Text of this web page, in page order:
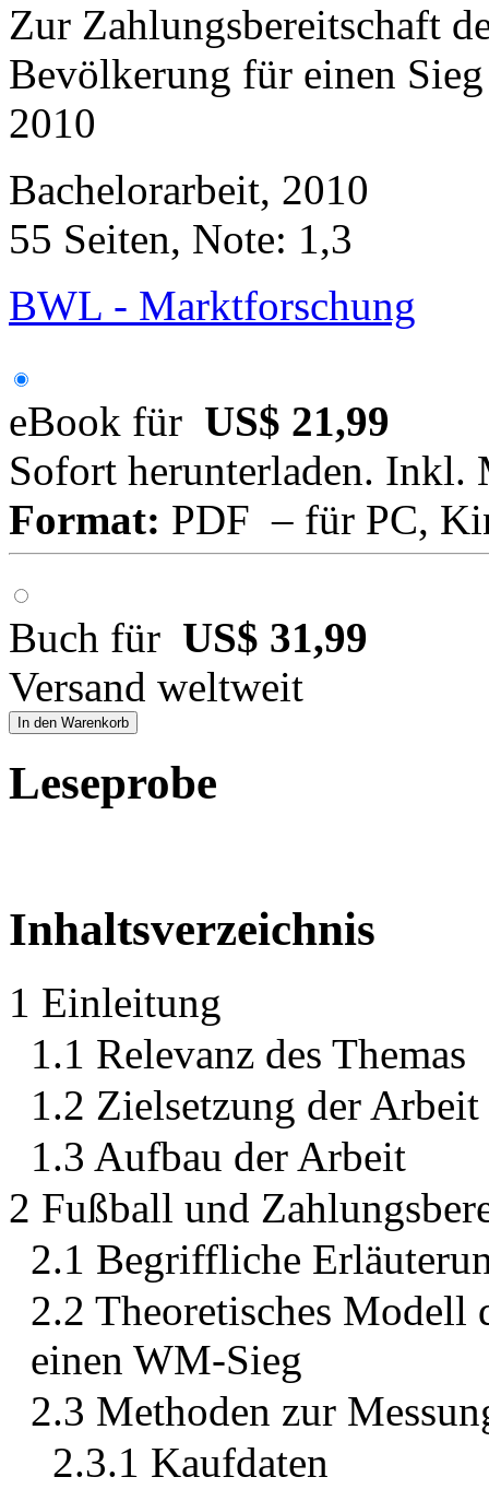
Zur Zahlungsbereitschaft
Bevölkerung für einen
2010
Bachelorarbeit, 2010
55 Seiten, Note: 1,3
BWL - Marktforschung
eBook für US$ 21,99
Sofort herunterladen. Inkl.
Format: PDF – für PC,
Buch für US$ 31,99
Versand weltweit
In den Warenkorb
Leseprobe
Inhaltsverzeichnis
1 Einleitung
1.1 Relevanz des Themas
1.2 Zielsetzung der Arbeit
1.3 Aufbau der Arbeit
2 Fußball und
2.1 Begriffliche
2.2 Theoretisches Modell
einen WM-Sieg
2.3 Methoden zur
2.3.1 Kaufdaten